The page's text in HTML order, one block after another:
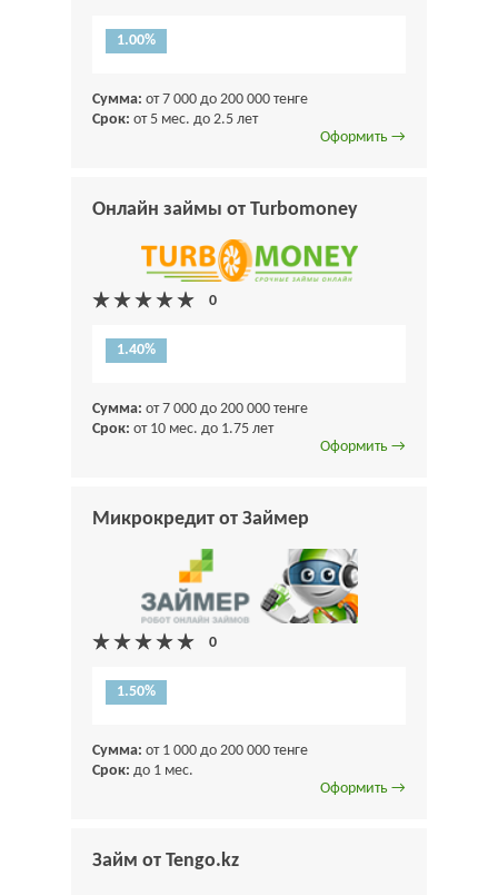
1.00%
Сумма: от 7 000 до 200 000 тенге
Срок: от 5 мес. до 2.5 лет
Оформить →
Онлайн займы от Turbomoney
1.40%
Сумма: от 7 000 до 200 000 тенге
Срок: от 10 мес. до 1.75 лет
Оформить →
Микрокредит от Займер
1.50%
Сумма: от 1 000 до 200 000 тенге
Срок: до 1 мес.
Оформить →
Займ от Tengo.kz